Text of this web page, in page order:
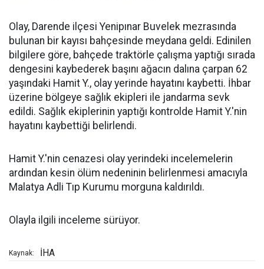
Olay, Darende ilçesi Yenipınar Buvelek mezrasında
bulunan bir kayısı bahçesinde meydana geldi. Edinilen
bilgilere göre, bahçede traktörle çalışma yaptığı sırada
dengesini kaybederek başını ağacın dalına çarpan 62
yaşındaki Hamit Y., olay yerinde hayatını kaybetti. İhbar
üzerine bölgeye sağlık ekipleri ile jandarma sevk
edildi. Sağlık ekiplerinin yaptığı kontrolde Hamit Y.'nin
hayatını kaybettiği belirlendi.
Hamit Y.'nin cenazesi olay yerindeki incelemelerin
ardından kesin ölüm nedeninin belirlenmesi amacıyla
Malatya Adli Tıp Kurumu morguna kaldırıldı.
Olayla ilgili inceleme sürüyor.
Kaynak: İHA